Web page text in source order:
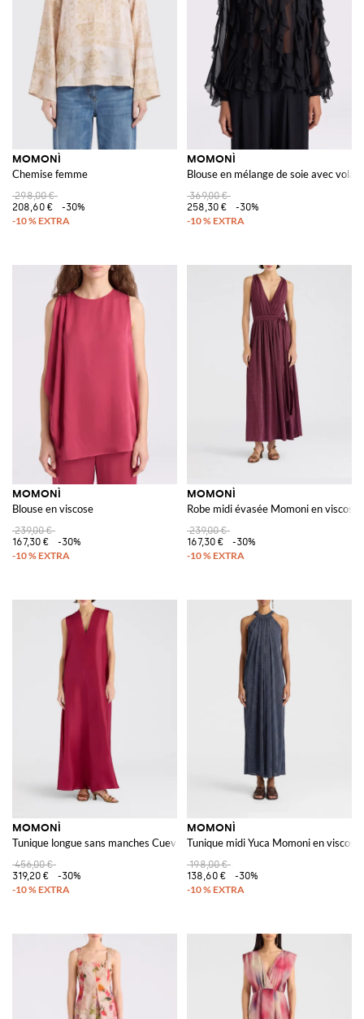
MOMONÌ
Chemise femme
298,00 €
208,60 €
-30%
MOMONÌ
Blouse en mélange de soie avec
369,00 €
258,30 €
-30%
MOMONÌ
Blouse en viscose
239,00 €
167,30 €
-30%
MOMONÌ
Robe midi évasée Momoni en
239,00 €
167,30 €
-30%
MOMONÌ
Tunique longue sans manches Cueva en pure soie avec encolure en V
456,00 €
319,20 €
-30%
MOMONÌ
Tunique midi Yuca Momoni en
198,00 €
138,60 €
-30%